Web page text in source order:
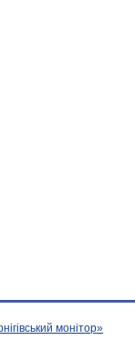
монітор»